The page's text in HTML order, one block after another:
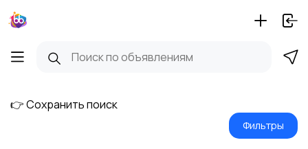
👉 Сохранить поиск
Фильтры